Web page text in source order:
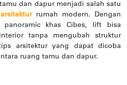
dan dapur menjadi salah satu
arsitektur rumah modern. Dengan
khas Cibes, lift bisa
tanpa mengubah struktur
arsitektur yang dapat dicoba
ruang tamu dan dapur.